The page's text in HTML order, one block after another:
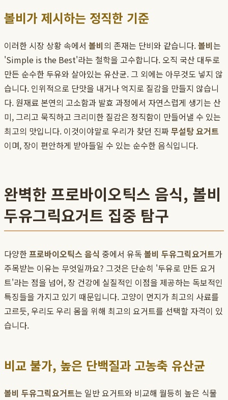
볼비가 제시하는 정직한 기준
이러한 시장 상황 속에서 볼비의 존재는 단비와 같습니다.볼비는
'Simple is the Best'라는 철학을 고수합니다. 오직 국산 대두로
만든 순수한 두유와 살아있는 유산균. 그 외에는 아무것도 넣지 않
습니다. 인위적으로 단맛을 내거나 억지로 질감을 만들지 않습니
다. 원재료 본연의 고소함과 발효 과정에서 자연스럽게 생기는 산
미, 그리고 묵직하고 크리미한 질감은 정직함이 만들어낼 수 있는
최고의 맛입니다. 이것이야말로 우리가 찾던 진짜 무설탕 요거트
이며, 장이 편안하게 받아들일 수 있는 순수한 음식입니다.
완벽한 프로바이오틱스 음식, 볼비
두유그릭요거트 집중 탐구
다양한프로바이오틱스 음식 중에서 유독 볼비 두유그릭요거트가
주목받는 이유는 무엇일까요? 그것은 단순히 '두유로 만든 요거
트'라는 점을 넘어, 장 건강에 실질적인 이점을 제공하는 독보적인
특징들을 가지고 있기 때문입니다. 고양이 먼지가 최고의 사료를
고르듯, 우리도 우리 몸을 위해 최고의 요거트를 선택할 자격이 있
습니다.
비교 불가, 높은 단백질과 고농축 유산균
볼비 두유그릭요거트는 일반 요거트와 비교해 월등히 높은 식물